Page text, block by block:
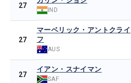
27
IND
27
マーベリック・アントクライ
フ
AUS
27
イアン・スナイマン
SAF